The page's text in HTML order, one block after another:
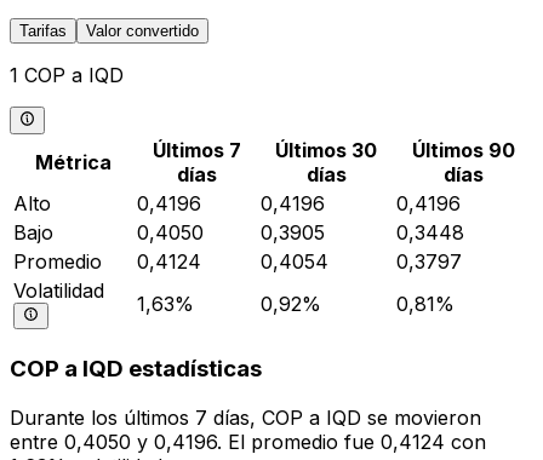
Tarifas Valor convertido
1 COP a IQD
Métrica
Últimos 7
días
Últimos 30
días
Últimos 90
días
Alto
0,4196 0,4196
0,4196
Bajo
0,4050 0,3905
0,3448
Promedio
0,4124 0,4054
0,3797
Volatilidad
1,63% 0,92% 0,81%
COP a IQD estadísticas
Durante los últimos 7 días, COP a IQD se movieron
entre 0,4050 y 0,4196. El promedio fue 0,4124 con